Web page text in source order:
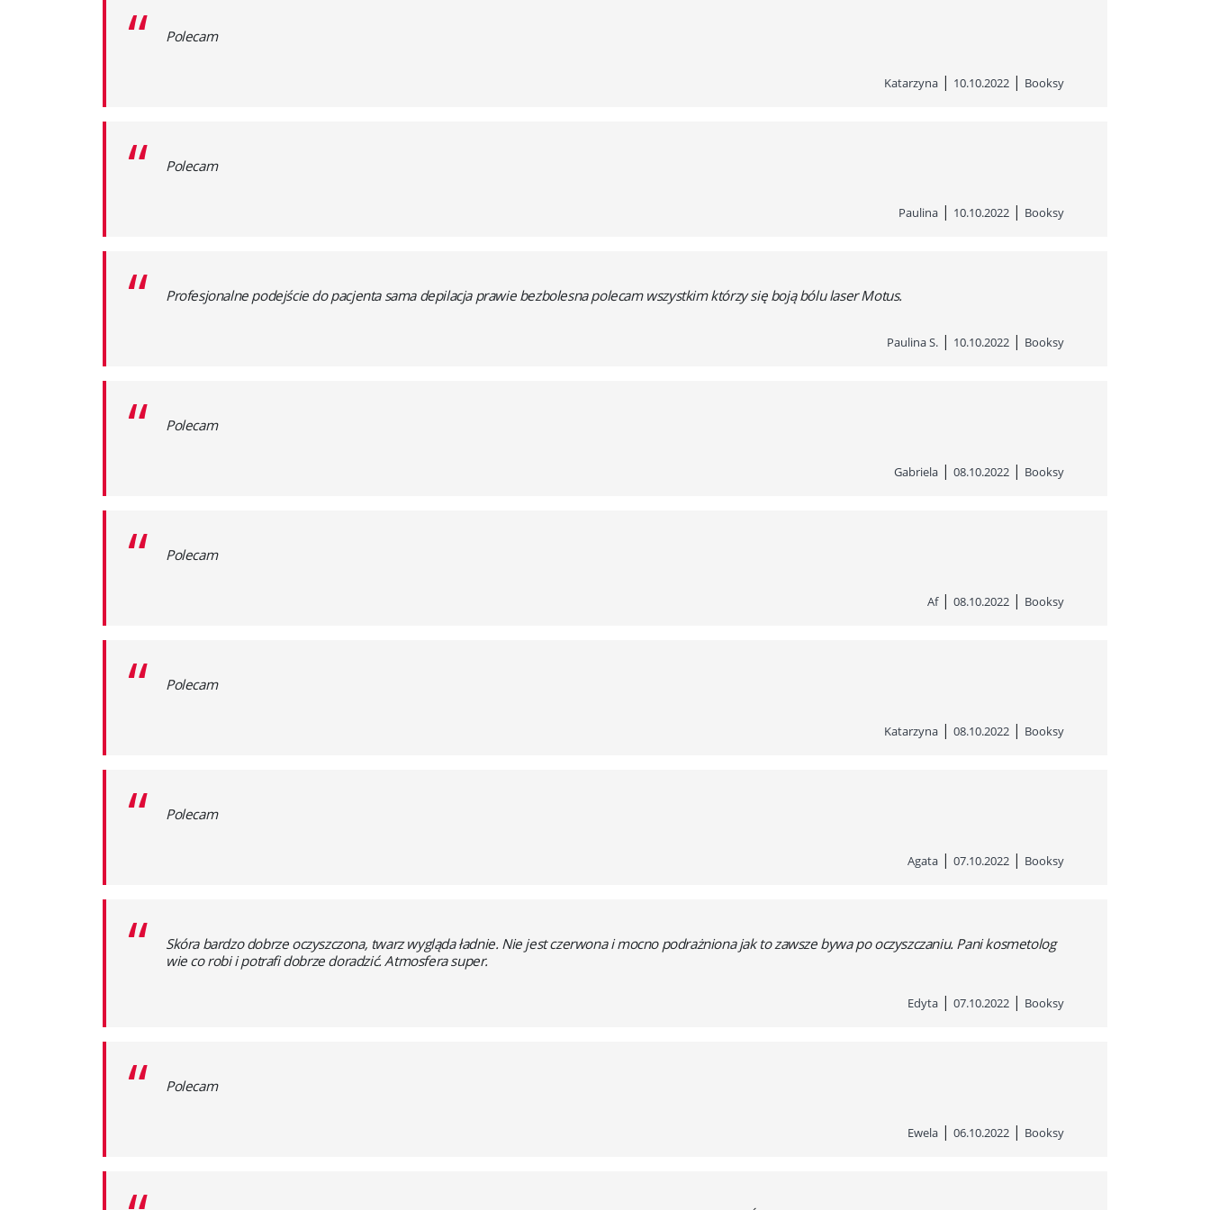
“ Polecam
Katarzyna | 10.10.2022 | Booksy
“ Polecam
Paulina | 10.10.2022 | Booksy
“ Profesjonalne podejście do pacjenta sama depilacja prawie bezbolesna polecam wszystkim którzy się boją bólu laser Motus.
Paulina S. | 10.10.2022 | Booksy
“ Polecam
Gabriela | 08.10.2022 | Booksy
“ Polecam
Af| 08.10.2022 | Booksy
“ Polecam
Katarzyna | 08.10.2022 | Booksy
“ Polecam
Agata | 07.10.2022 | Booksy
“
Skóra bardzo dobrze oczyszczona, twarz wygląda ładnie. Nie jest czerwona i mocno podrażniona jak to zawsze bywa po oczyszczaniu. Pani kosmetolog
wie co robi i potrafi dobrze doradzić. Atmosfera super.
Edyta | 07.10.2022 | Booksy
“ Polecam
Ewela | 06.10.2022 | Booksy